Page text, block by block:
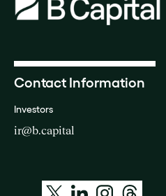
Contact Information
Investors
ir@b.capital